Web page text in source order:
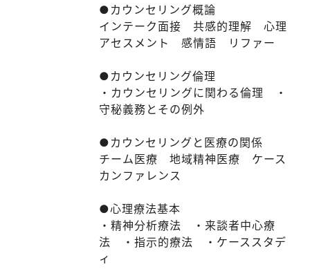
●カウンセリング概論
インテーク面接 共感的理解 心理
アセスメント 感情語 リファー
●カウンセリング倫理
・カウンセリングに関わる倫理 ・
守秘義務とその例外
●カウンセリングと医療の関係
チーム医療 地域精神医療 ケース
カンファレンス
●心理療法基本
・精神分析療法 ・来談者中心療
法 ・指示的療法 ・ケーススタデ
ィ